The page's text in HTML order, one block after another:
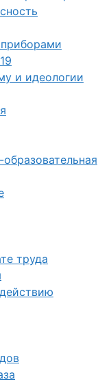
и идеологии
труда